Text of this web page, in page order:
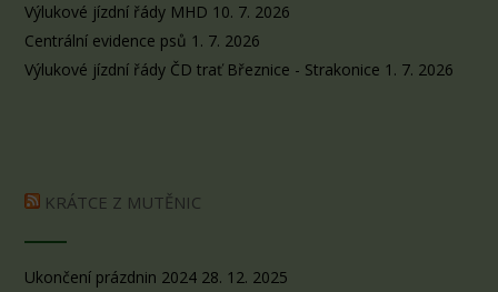
Výlukové jízdní řády MHD 10. 7. 2026
Centrální evidence psů 1. 7. 2026
Výlukové jízdní řády ČD trať Březnice - Strakonice 1. 7. 2026
KRÁTCE Z MUTĚNIC
Ukončení prázdnin 2024 28. 12. 2025